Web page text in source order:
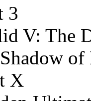
3
V: The
X